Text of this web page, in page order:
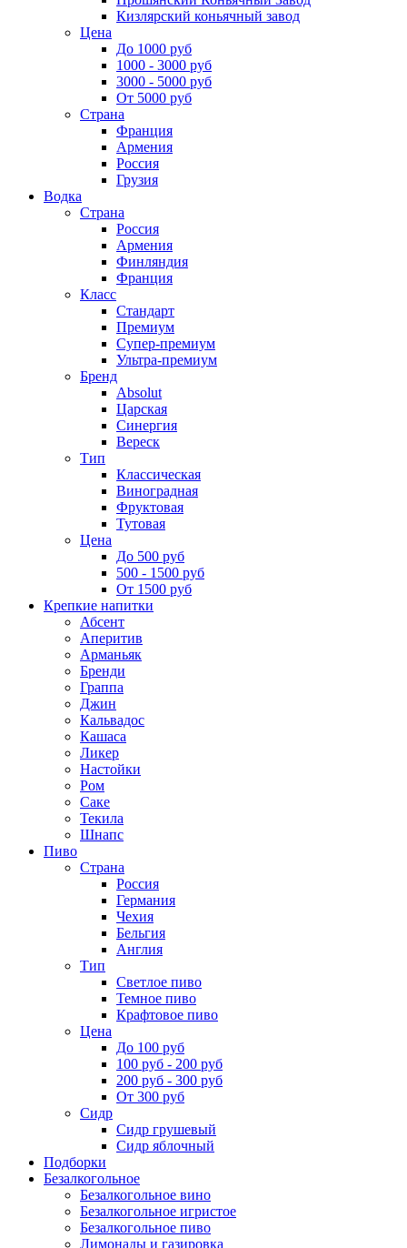
Кизлярский коньячный завод
Цена
До 1000 руб
1000 - 3000 руб
3000 - 5000 руб
От 5000 руб
Страна
Франция
Армения
Россия
Грузия
Водка
Страна
Россия
Армения
Финляндия
Франция
Класс
Стандарт
Премиум
Супер-премиум
Ультра-премиум
Бренд
Absolut
Царская
Синергия
Вереск
Тип
Классическая
Виноградная
Фруктовая
Тутовая
Цена
До 500 руб
500 - 1500 руб
От 1500 руб
Крепкие напитки
Абсент
Аперитив
Арманьяк
Бренди
Граппа
Джин
Кальвадос
Кашаса
Ликер
Настойки
Ром
Саке
Текила
Шнапс
Пиво
Страна
Россия
Германия
Чехия
Бельгия
Англия
Тип
Светлое пиво
Темное пиво
Крафтовое пиво
Цена
До 100 руб
100 руб - 200 руб
200 руб - 300 руб
От 300 руб
Сидр
Сидр грушевый
Сидр яблочный
Подборки
Безалкогольное
Безалкогольное вино
Безалкогольное игристое
Безалкогольное пиво
Лимонады и газировка